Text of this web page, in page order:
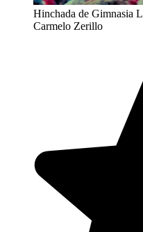
Hinchada de Gimnasia
Carmelo Zerillo